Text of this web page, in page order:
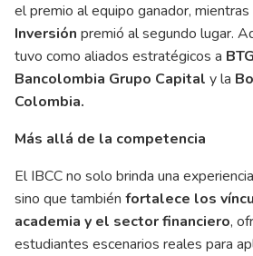
el premio al equipo ganador, mientras
Inversión premió al segundo lugar.
tuvo como aliados estratégicos a
Bancolombia Grupo Capital y la
Colombia.
Más allá de la competencia
El IBCC no solo brinda una
sino que también fortalece los
academia y el sector financiero,
estudiantes escenarios reales para